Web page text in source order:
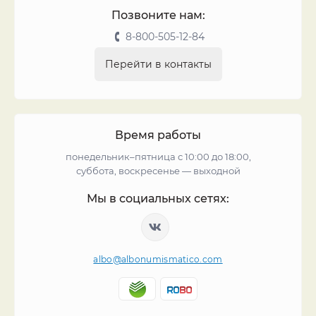
Позвоните нам:
8-800-505-12-84
Перейти в контакты
Время работы
понедельник–пятница с 10:00 до 18:00,
суббота, воскресенье — выходной
Мы в социальных сетях:
albo@albonumismatico.com